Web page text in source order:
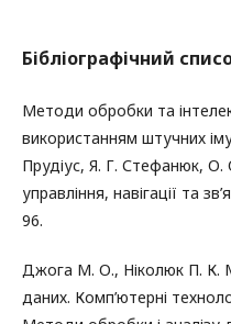
Бібліографічний
Методи обробки та
використанням штучних
Прудіус, Я. Г. Стефанюк,
управління, навігації та
96.
Джога М. О., Ніколюк П. К.
даних. Комп’ютерні